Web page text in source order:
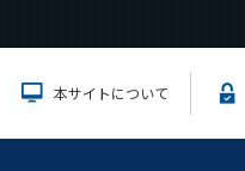
本サイトについて